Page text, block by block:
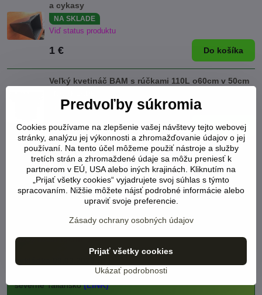
a cykasy
NA SKLADE
Viď status produktu
1 € Do košíka
Veľký kvetináč BAM s rúčkami 110L o60cm v 50cm
Viď status produktu
19 € Do košíka
TERMÍNY VYKLÁDOK tovaru -
Španielsko, Taliansko, Holandsko v
exotickej záhrade TUMA - Bánovce nad
Bebravou:
Nový tovar rastlín 2026:
vykládka 09.03.2026 (IT)
palmy trachycarpus fortunei,
severné Taliansko(LINK)
Predvoľby súkromia
Cookies používame na zlepšenie vašej návštevy tejto webovej
stránky, analýzu jej výkonnosti a zhromažďovanie údajov o jej
používaní. Na tento účel môžeme použiť nástroje a služby
tretích strán a zhromaždené údaje sa môžu preniesť k
partnerom v EÚ, USA alebo iných krajinách. Kliknutím na
„Prijať všetky cookies“ vyjadrujete svoj súhlas s týmto
spracovaním. Nižšie môžete nájsť podrobné informácie alebo
upraviť svoje preferencie.
Zásady ochrany osobných údajov
Ukázať podrobnosti
Prijať všetky cookies